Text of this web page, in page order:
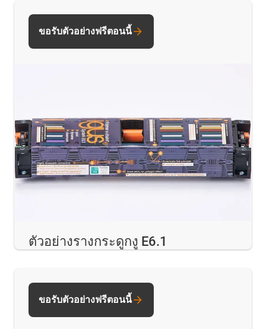
ตัวอย่างรางกระดูกงู E6.1
ขอรับตัวอย่างฟรีตอนนี้
ขอรับตัวอย่างฟรีตอนนี้